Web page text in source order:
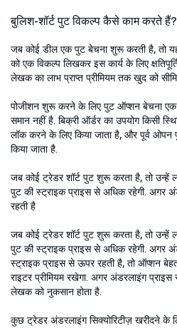
बुलिश-शॉर्ट पुट विकल्प कैसे काम करते हैं?
जब कोई डील एक पुट बेचना शुरू करती है, तो
को एक विकल्प लिखकर इस कार्य के लिए
लेखक का लाभ प्राप्त प्रीमियम तक खुद को
पोजीशन शुरू करने के लिए पुट ऑप्शन बेचना
समान नहीं है. बिक्री ऑर्डर का उपयोग किसी
लॉक करने के लिए किया जाता है, और पूर्व
किया जाता है.
जब कोई ट्रेडर शॉर्ट पुट शुरू करता है, तो उन्हें
पुट की स्ट्राइक प्राइस से अधिक रहेगी. अगर
रहती है
जब कोई ट्रेडर शॉर्ट पुट शुरू करता है, तो उन्हें
पुट की स्ट्राइक प्राइस से अधिक रहेगी. अगर
स्ट्राइक प्राइस से ऊपर रहती है, तो ऑप्शन
राइटर प्रीमियम रखेगा. अगर अंडरलाइंग
लेखक को नुकसान होता है.
कुछ ट्रेडर अंडरलाइंग सिक्योरिटीज़ खरीदने के